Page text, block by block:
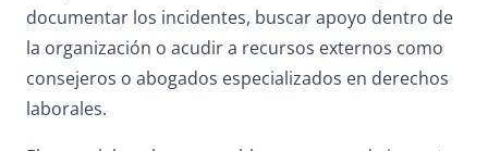
documentar los incidentes, buscar apoyo dentro de
la organización o acudir a recursos externos como
consejeros o abogados especializados en derechos
laborales.